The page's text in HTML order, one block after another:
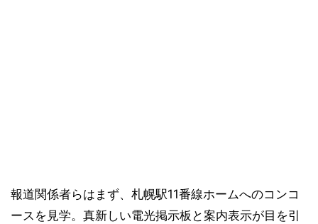
報道関係者らはまず、札幌駅11番線ホームへのコンコ
ースを見学。真新しい電光掲示板と案内表示が目を引